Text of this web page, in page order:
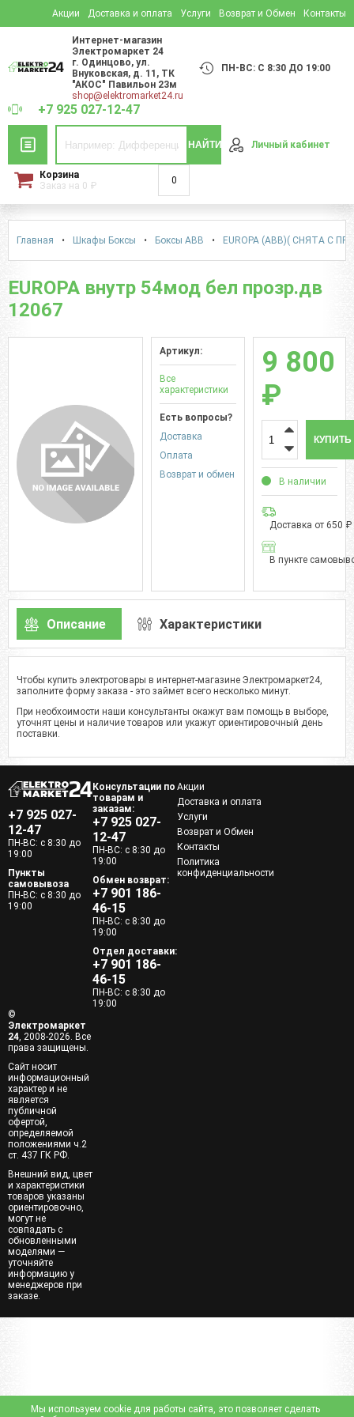
Акции Доставка и оплата Услуги Возврат и Обмен Контакты
Интернет-магазин
Электромаркет 24
г. Одинцово,ул.
Внуковская, д. 11 , ТК
"АКОС" Павильон 23м
shop@elektromarket24.ru
ПН-ВС: С 8:30 ДО 19:00
+7 925 027-12-47
НАЙТИ Личный кабинет
Корзина
Заказ на 0 ₽ 0
Главная • Шкафы Боксы • Боксы АВВ • EUROPA (ABB)( СНЯТА С
EUROPA внутр 54мод бел прозр.дв
12067
Артикул:
Все
характеристики
Есть вопросы?
Доставка
Оплата
Возврат и обмен
9 800
₽
КУПИТЬ
В наличии
Доставка от 650 ₽
В пункте
Описание Характеристики
Чтобы купить электротовары в интернет-магазине Электромаркет24,
заполните форму заказа - это займет всего несколько минут.
При необхоимости наши консультанты окажут вам помощь в выборе,
уточнят цены и наличие товаров или укажут ориентировочный день
поставки.
+7 925 027-
12-47
ПН-ВС: с 8:30 до
19:00
Пункты
самовывоза
ПН-ВС: с 8:30 до
19:00
Консультации по
товарам и
заказам:
+7 925 027-
12-47
ПН-ВС: с 8:30 до
19:00
Обмен возврат:
+7 901 186-
46-15
ПН-ВС: с 8:30 до
19:00
Отдел доставки:
+7 901 186-
46-15
ПН-ВС: с 8:30 до
19:00
Акции
Доставка и оплата
Услуги
Возврат и Обмен
Контакты
Политика
конфиденциальности
©
Электромаркет
24, 2008-2026. Все
права защищены.
Сайт носит
информационный
характер и не
является
публичной
офертой,
определяемой
положениями ч.2
ст. 437 ГК РФ.
Внешний вид, цвет
и характеристики
товаров указаны
ориентировочно,
могут не
совпадать с
обновленными
моделями —
уточняйте
информацию у
менеджеров при
заказе.
Мы используем cookie для работы сайта, это позволяет сделать